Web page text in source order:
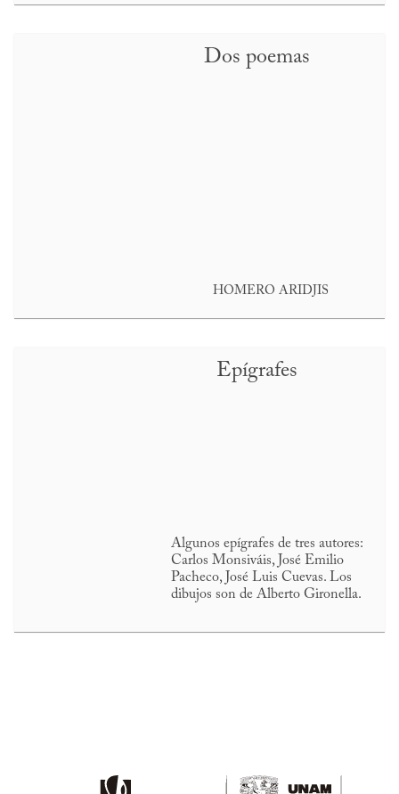
Dos poemas
HOMERO ARIDJIS
Epígrafes
Algunos epígrafes de tres autores:
Carlos Monsiváis, José Emilio
Pacheco, José Luis Cuevas. Los
dibujos son de Alberto Gironella.